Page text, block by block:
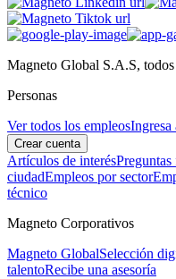
Magneto Global S.A.S, todos
Personas
Ver todos los empleosIngresa
Crear cuenta
Artículos de interésPreguntas
ciudadEmpleos por sector
técnico
Magneto Corporativos
Magneto GlobalSelección
talentoRecibe una asesoría